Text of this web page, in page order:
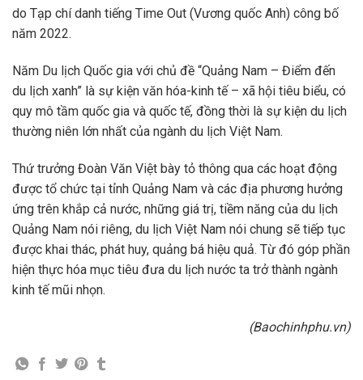
do Tạp chí danh tiếng Time Out (Vương quốc Anh) công bố
năm 2022.
Năm Du lịch Quốc gia với chủ đề “Quảng Nam – Điểm đến
du lịch xanh” là sự kiện văn hóa-kinh tế – xã hội tiêu biểu, có
quy mô tầm quốc gia và quốc tế, đồng thời là sự kiện du lịch
thường niên lớn nhất của ngành du lịch Việt Nam.
Thứ trưởng Đoàn Văn Việt bày tỏ thông qua các hoạt động
được tổ chức tại tỉnh Quảng Nam và các địa phương hưởng
ứng trên khắp cả nước, những giá trị, tiềm năng của du lịch
Quảng Nam nói riêng, du lịch Việt Nam nói chung sẽ tiếp tục
được khai thác, phát huy, quảng bá hiệu quả. Từ đó góp phần
hiện thực hóa mục tiêu đưa du lịch nước ta trở thành ngành
kinh tế mũi nhọn.
(Baochinhphu.vn)